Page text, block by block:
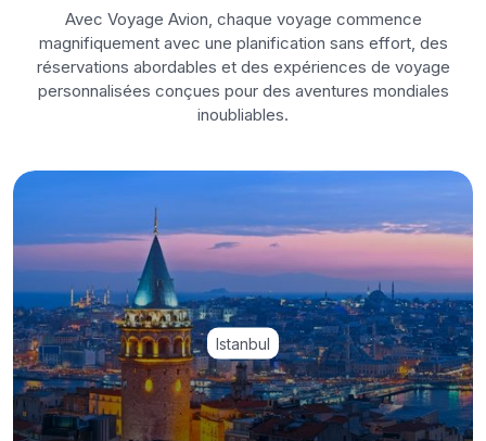
Avec Voyage Avion, chaque voyage commence
magnifiquement avec une planification sans effort, des
réservations abordables et des expériences de voyage
personnalisées conçues pour des aventures mondiales
inoubliables.
Istanbul